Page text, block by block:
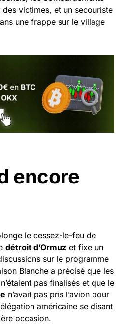
des victimes, et un secouriste
une frappe sur le village
encore
le cessez-le-feu de
détroit d’Ormuz et fixe un
sur le programme
Blanche a précisé que les
pas finalisés et que le
n’avait pas pris l’avion pour
américaine se disant
occasion.